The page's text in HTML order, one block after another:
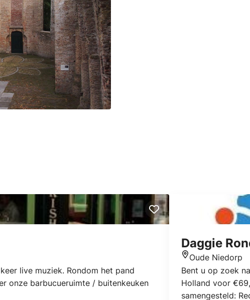
live muziek. Rondom het pand
onze barbucueruimte / buitenkeuken
Daggie
Locatie
Oude Niedorp
Bent u op zoek
Holland voor
samengesteld: